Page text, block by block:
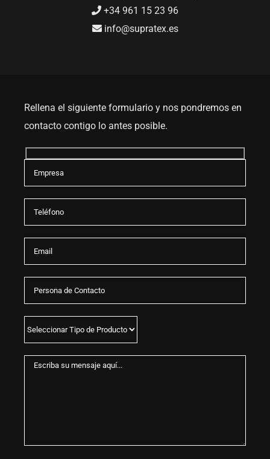
+34 961 15 23 96
info@supratex.es
Rellena el siguiente formulario y nos pondremos en
contacto contigo lo antes posible.